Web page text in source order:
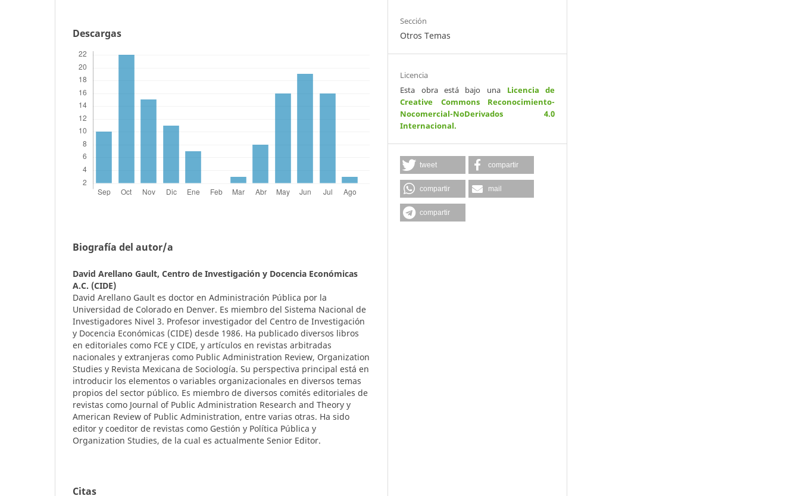
Descargas
Biografía del autor/a
David Arellano Gault, Centro de Investigación y Docencia Económicas
A.C. (CIDE)
David Arellano Gault es doctor en Administración Pública por la
Universidad de Colorado en Denver. Es miembro del Sistema Nacional de
Investigadores Nivel 3. Profesor investigador del Centro de Investigación
y Docencia Económicas (CIDE) desde 1986. Ha publicado diversos libros
en editoriales como FCE y CIDE, y artículos en revistas arbitradas
nacionales y extranjeras como Public Administration Review, Organization
Studies y Revista Mexicana de Sociología. Su perspectiva principal está en
introducir los elementos o variables organizacionales en diversos temas
propios del sector público. Es miembro de diversos comités editoriales de
revistas como Journal of Public Administration Research and Theory y
American Review of Public Administration, entre varias otras. Ha sido
editor y coeditor de revistas como Gestión y Política Pública y
Organization Studies, de la cual es actualmente Senior Editor.
Citas
Sección
Otros Temas
Licencia
Esta obra está bajo una Licencia de
Creative Commons Reconocimiento-
Nocomercial-NoDerivados 4.0
Internacional.
tweet compartir
compartir mail
compartir